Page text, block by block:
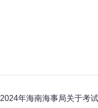
2024年海南海事局关于考